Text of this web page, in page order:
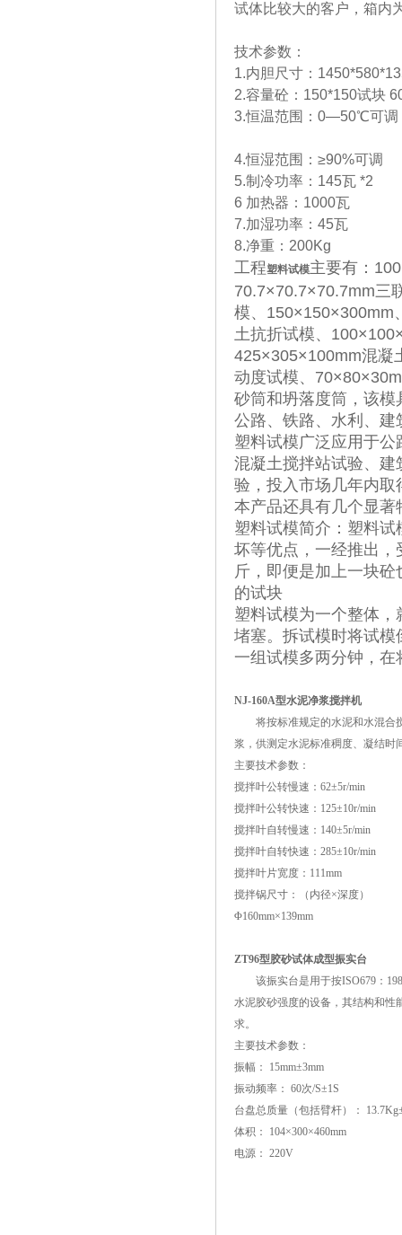
试体比较大的客户，箱内
技术参数：
1.内胆尺寸：
2.容量砼：150*150试块
3.恒温范围：0—50℃可
4.恒湿范围：≥90%可调
5.制冷功率：145瓦 *2
6 加热器：1000瓦
7.加湿功率：45瓦
8.净重：200Kg
工程塑料试模主要有：
70.7×70.7×70.7mm三
模、150×150×300mm
土抗折试模、
425×305×100mm混凝
动度试模、
砂筒和坍落度筒，该
公路、铁路、水利、
塑料试模广泛应用于
混凝土搅拌站试验、
验，投入市场几年内取
本产品还具有几个显
塑料试模简介：塑料
坏等优点，一经推出
斤，即便是加上一块
的试块
塑料试模为一个整体
堵塞。拆试模时将试
一组试模多两分钟，
NJ-160A型水泥净浆搅拌机
将按标准规定的水泥和水混合
浆，供测定水泥标准稠度、凝结时
主要技术参数：
搅拌叶公转慢速：62±5r/min
搅拌叶公转快速：125±10r/min
搅拌叶自转慢速：140±5r/min
搅拌叶自转快速：285±10r/min
搅拌叶片宽度：111mm
搅拌锅尺寸：（内径×深度）
Φ160mm×139mm
ZT96型胶砂试体成型振实台
该振实台是用于按ISO679：
水泥胶砂强度的设备，其结构和性
求。
主要技术参数：
振幅： 15mm±3mm
振动频率： 60次/S±1S
台盘总质量（包括臂杆）：
体积： 104×300×460mm
电源： 220V